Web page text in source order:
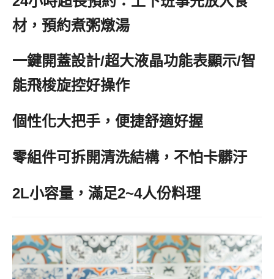
材，預約煮粥燉湯
一鍵開蓋設計/超大液晶功能表顯示/智
能飛梭旋控好操作
個性化大把手，便捷舒適好握
零組件可拆開清洗結構，不怕卡髒汙
2L小容量，滿足2~4人份料理